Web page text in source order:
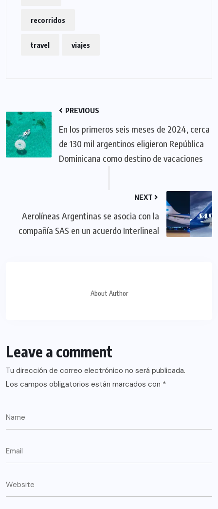
recorridos
travel viajes
PREVIOUS
En los primeros seis meses de 2024, cerca
de 130 mil argentinos eligieron República
Dominicana como destino de vacaciones
NEXT
Aerolíneas Argentinas se asocia con la
compañía SAS en un acuerdo Interlineal
About Author
Leave a comment
Tu dirección de correo electrónico no será publicada.
Los campos obligatorios están marcados con *